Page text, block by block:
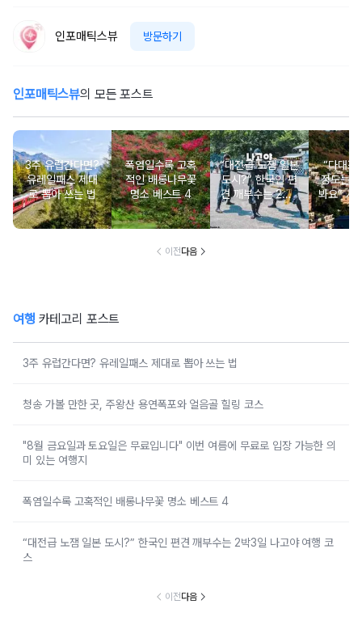
인포매틱스뷰 방문하기
인포매틱스뷰의 모든 포스트
3주 유럽간다면?
유레일패스 제대
로 뽑아 쓰는 법
폭염일수록 고혹
적인 배롱나무꽃
명소 베스트 4
“대전급 노잼 일본
도시?” 한국인 편
견 깨부수는 2박3
일 나고야 여행 코
스
“다대포
정도는
봐요” 서
이전다음
여행 카테고리 포스트
3주 유럽간다면? 유레일패스 제대로 뽑아 쓰는 법
청송 가볼 만한 곳, 주왕산 용연폭포와 얼음골 힐링 코스
"8월 금요일과 토요일은 무료입니다" 이번 여름에 무료로 입장 가능한 의
미 있는 여행지
폭염일수록 고혹적인 배롱나무꽃 명소 베스트 4
“대전급 노잼 일본 도시?” 한국인 편견 깨부수는 2박3일 나고야 여행 코
스
이전다음